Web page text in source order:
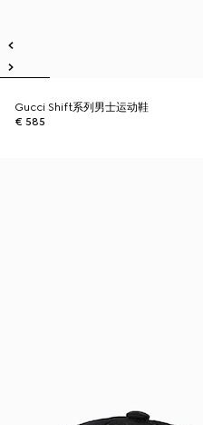
Gucci Shift系列男士运动鞋
€ 585